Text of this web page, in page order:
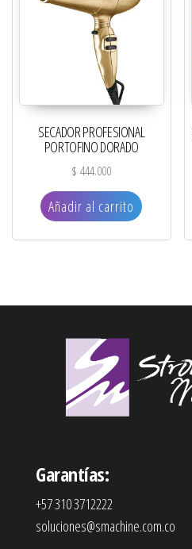
SECADOR PROFESIONAL
PORTOFINO DORADO
$ 444.000
Añadir al carrito
Garantías:
+57 310 3712222
soluciones@smachine.com.co